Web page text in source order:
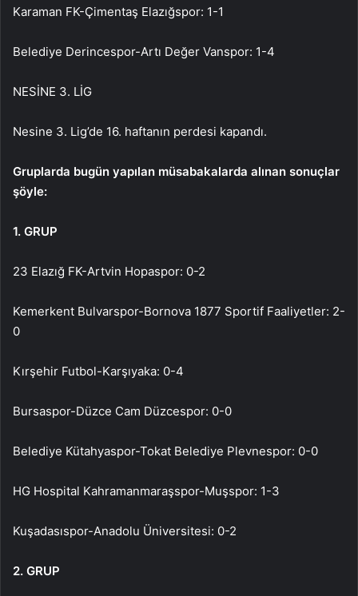
Karaman FK-Çimentaş Elazığspor: 1-1
Belediye Derincespor-Artı Değer Vanspor: 1-4
NESİNE 3. LİG
Nesine 3. Lig’de 16. haftanın perdesi kapandı.
Gruplarda bugün yapılan müsabakalarda alınan sonuçlar
şöyle:
1. GRUP
23 Elazığ FK-Artvin Hopaspor: 0-2
Kemerkent Bulvarspor-Bornova 1877 Sportif Faaliyetler: 2-
0
Kırşehir Futbol-Karşıyaka: 0-4
Bursaspor-Düzce Cam Düzcespor: 0-0
Belediye Kütahyaspor-Tokat Belediye Plevnespor: 0-0
HG Hospital Kahramanmaraşspor-Muşspor: 1-3
Kuşadasıspor-Anadolu Üniversitesi: 0-2
2. GRUP